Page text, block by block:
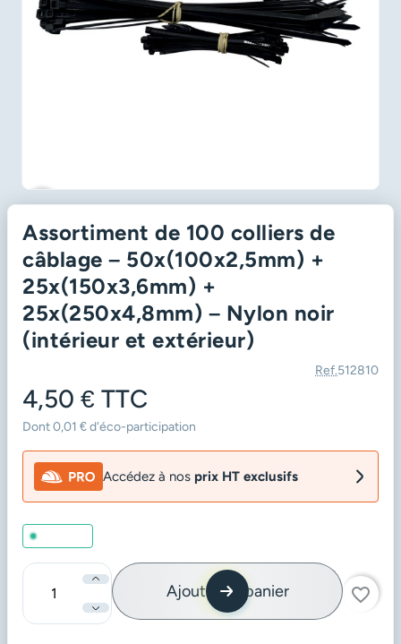
favorite_border
Assortiment de 100 colliers de
câblage – 50x(100x2,5mm) +
25x(150x3,6mm) +
25x(250x4,8mm) – Nylon noir
(intérieur et extérieur)
Ref.512810
4,50 € TTC
Dont 0,01 € d'éco-participation
Accédez à nos prix HT exclusifs
Quantité
Ajouter au panier favorite_border